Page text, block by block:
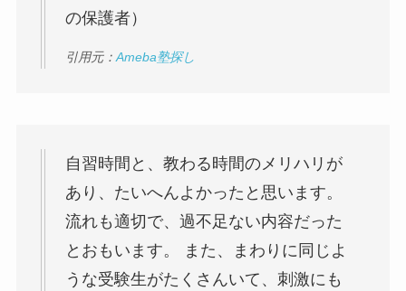
の保護者）
引用元： Ameba塾探し
自習時間と、教わる時間のメリハリが
あり、たいへんよかったと思います。
流れも適切で、過不足ない内容だった
とおもいます。 また、まわりに同じよ
うな受験生がたくさんいて、刺激にも